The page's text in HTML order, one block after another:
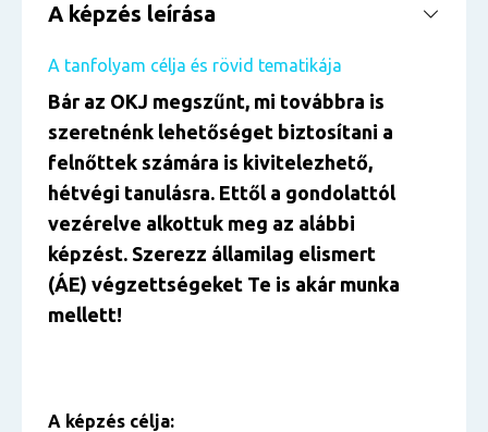
A képzés leírása
A tanfolyam célja és rövid tematikája
Bár az OKJ megszűnt, mi továbbra is
szeretnénk lehetőséget biztosítani a
felnőttek számára is kivitelezhető,
hétvégi tanulásra. Ettől a gondolattól
vezérelve alkottuk meg az alábbi
képzést. Szerezz államilag elismert
(ÁE) végzettségeket Te is akár munka
mellett!
A képzés célja: